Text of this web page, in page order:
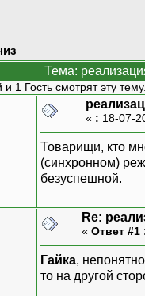
Тема:
1 Гость смотрят эту тему.
« : 18-07-
Товарищи, кто
(синхронном)
безуспешной.
Re:
« Ответ #1
Гайка,
то на другой